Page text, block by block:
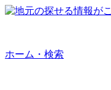
ホーム・検索